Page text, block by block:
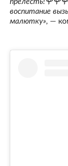
воспитание
малютку», —